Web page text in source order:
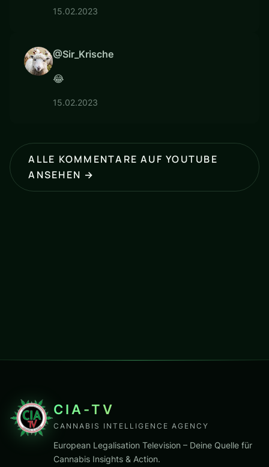
15.02.2023
@Sir_Krische
😂
15.02.2023
ALLE KOMMENTARE AUF YOUTUBE
ANSEHEN →
CIA-TV
CANNABIS INTELLIGENCE AGENCY
European Legalisation Television – Deine Quelle für
Cannabis Insights & Action.